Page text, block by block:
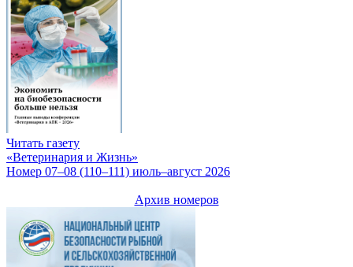
Читать газету
«Ветеринария и Жизнь»
Номер 07–08 (110–111) июль–август 2026
Архив номеров